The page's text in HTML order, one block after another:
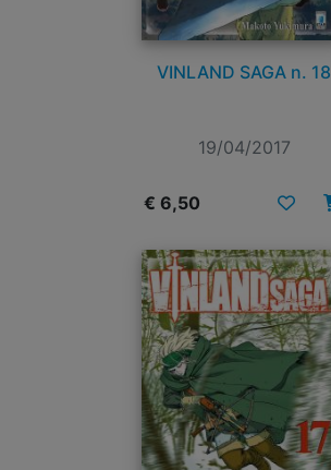
VINLAND SAGA n. 18
19/04/2017
€ 6,50